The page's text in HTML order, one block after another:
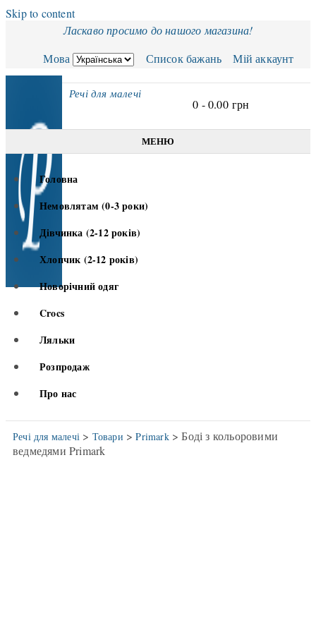
Skip to content
Ласкаво просимо до нашого магазина!
Мова
Список бажань Мій аккаунт
Речі для малечі
0 -0.00 грн
МЕНЮ
Головна
Немовлятам (0-3 роки)
Дівчинка (2-12 років)
Хлопчик (2-12 років)
Новорічний одяг
Crocs
Ляльки
Розпродаж
Про нас
Речі для малечі > Товари >Primark> Боді з кольоровими
ведмедями Primark